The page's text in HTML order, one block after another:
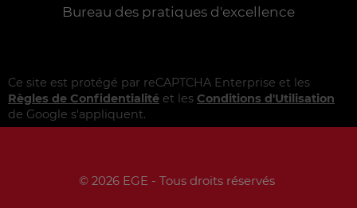
Bureau des pratiques d'excellence
Ce site est protégé par reCAPTCHA Enterprise et les
Règles de Confidentialité et les Conditions d'Utilisation
de Google s'appliquent.
© 2026 EGE - Tous droits réservés